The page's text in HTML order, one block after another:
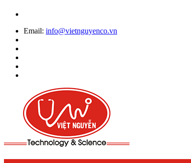
Email: info@vietnguyenco.vn